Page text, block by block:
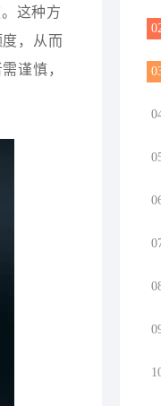
这种方
，从而
谨慎，